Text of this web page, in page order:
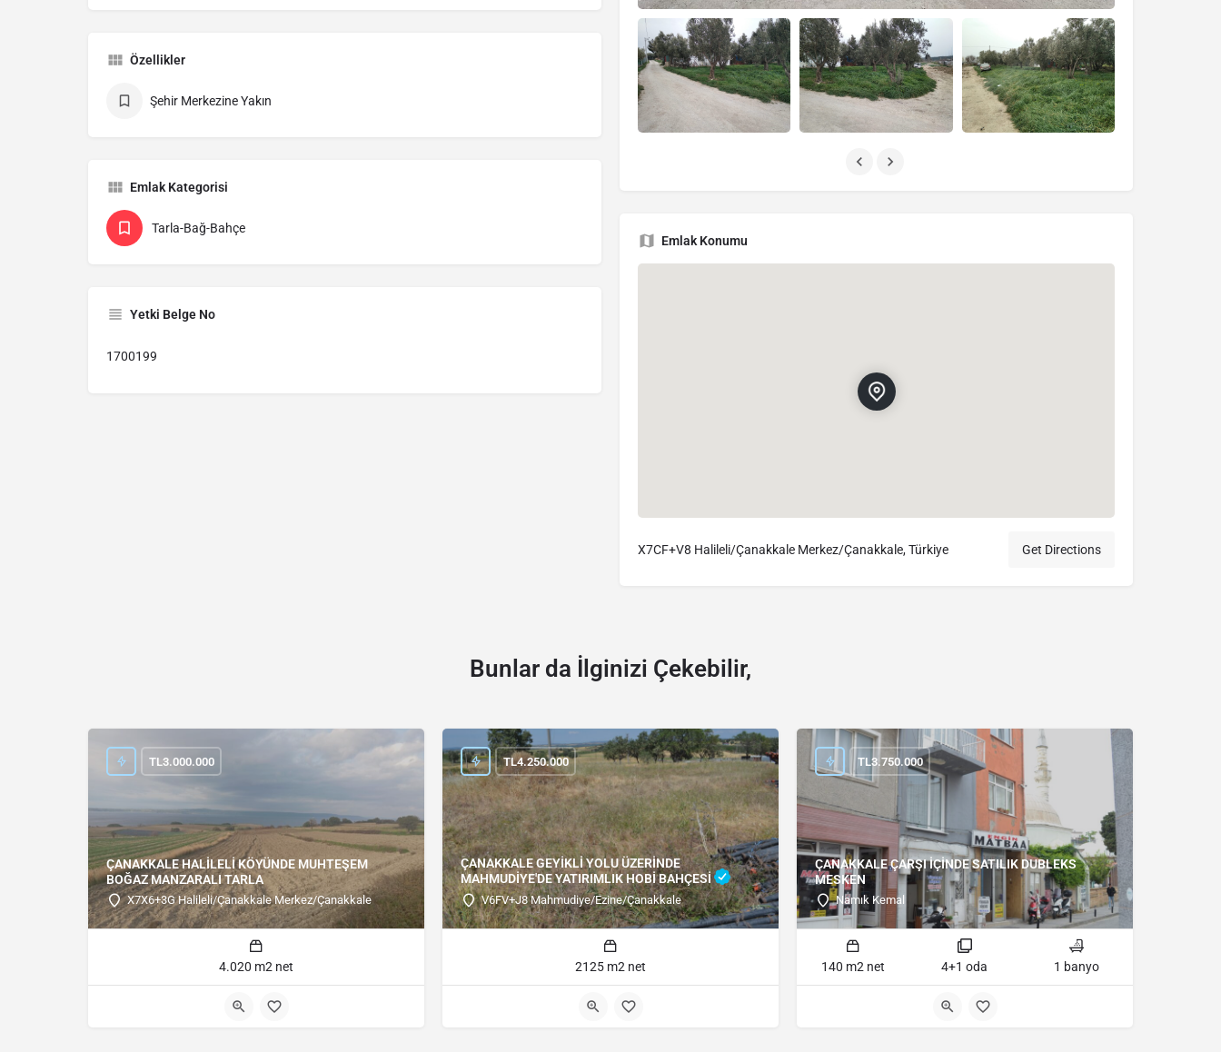
Özellikler
Şehir Merkezine Yakın
Emlak Kategorisi
Tarla-Bağ-Bahçe
Yetki Belge No
1700199
Emlak Konumu
X7CF+V8 Halileli/Çanakkale Merkez/Çanakkale, Türkiye Get Directions
Bunlar da İlginizi Çekebilir,
ÇANAKKALE HALİLELİ KÖYÜNDE MUHTEŞEM
BOĞAZ MANZARALI TARLA
X7X6+3G Halileli/Çanakkale Merkez/Çanakkale
TL3.000.000
4.020 m2 net
ÇANAKKALE GEYİKLİ YOLU ÜZERİNDE
MAHMUDİYE'DE YATIRIMLIK HOBİ BAHÇESİ
V6FV+J8 Mahmudiye/Ezine/Çanakkale
TL4.250.000
2125 m2 net
ÇANAKKALE ÇARŞI İÇİNDE SATILIK DUBLEKS
MESKEN
Namık Kemal
TL3.750.000
140 m2 net 4+1 oda 1 banyo